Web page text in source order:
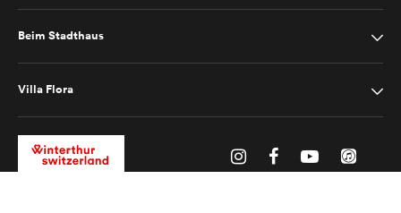
Beim Stadthaus
Villa Flora